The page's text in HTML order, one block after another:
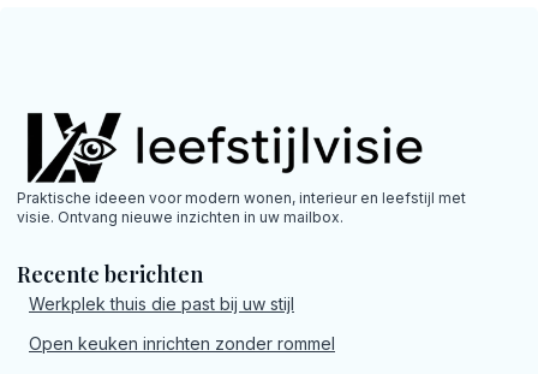
Praktische ideeen voor modern wonen, interieur en leefstijl met
visie. Ontvang nieuwe inzichten in uw mailbox.
Recente berichten
Werkplek thuis die past bij uw stijl
Open keuken inrichten zonder rommel